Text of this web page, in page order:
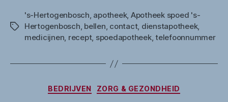
Tags
's-Hertogenbosch, apotheek, Apotheek spoed 's-
Hertogenbosch, bellen, contact, dienstapotheek,
medicijnen, recept, spoedapotheek,telefoonnummer
Categorieën
BEDRIJVEN ZORG & GEZONDHEID